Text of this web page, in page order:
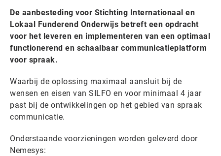
De aanbesteding voor Stichting Internationaal en
Lokaal Funderend Onderwijs betreft een opdracht
voor het leveren en implementeren van een optimaal
functionerend en schaalbaar communicatieplatform
voor spraak.
Waarbij de oplossing maximaal aansluit bij de
wensen en eisen van SILFO en voor minimaal 4 jaar
past bij de ontwikkelingen op het gebied van spraak
communicatie.
Onderstaande voorzieningen worden geleverd door
Nemesys: